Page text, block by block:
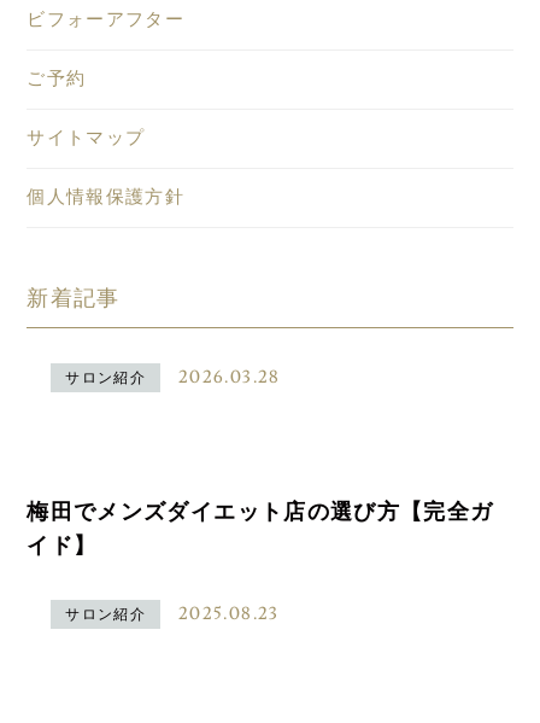
ビフォーアフター
ご予約
サイトマップ
個人情報保護方針
新着記事
サロン紹介 2026.03.28
梅田でメンズダイエット店の選び方【完全ガ
イド】
サロン紹介 2025.08.23